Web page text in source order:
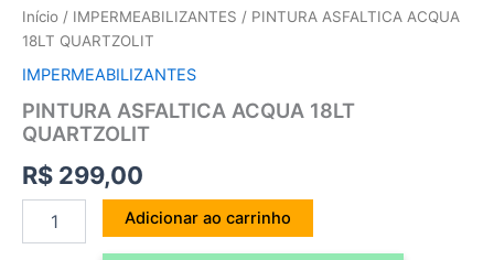
Início / IMPERMEABILIZANTES / PINTURA ASFALTICA ACQUA
18LT QUARTZOLIT
IMPERMEABILIZANTES
PINTURA ASFALTICA ACQUA 18LT
QUARTZOLIT
R$ 299,00
Adicionar ao carrinho